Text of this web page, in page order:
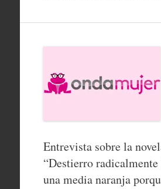
Entrevista sobre la
“Destierro radicalmente
una media naranja